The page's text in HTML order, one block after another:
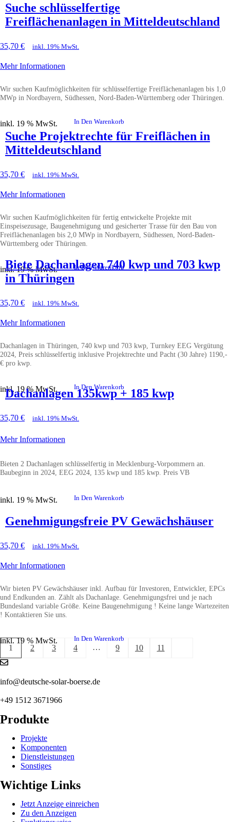
Suche schlüsselfertige
Freiflächenanlagen in Mitteldeutschland
35,70 € inkl. 19% MwSt.
Mehr Informationen
Wir suchen Kaufmöglichkeiten für schlüsselfertige Freiflächenanlagen bis 1,0
MWp in Nordbayern, Südhessen, Nord-Baden-Württemberg oder Thüringen.
inkl. 19 % MwSt. In Den Warenkorb
Suche Projektrechte für Freiflächen in
Mitteldeutschland
35,70 € inkl. 19% MwSt.
Mehr Informationen
Wir suchen Kaufmöglichkeiten für fertig entwickelte Projekte mit
Einspeisezusage, Baugenehmigung und gesicherter Trasse für den Bau von
Freiflächenanlagen bis 2,0 MWp in Nordbayern, Südhessen, Nord-Baden-
Württemberg oder Thüringen.
inkl. 19 % MwSt. In Den Warenkorb
Biete Dachanlagen 740 kwp und 703 kwp
in Thüringen
35,70 € inkl. 19% MwSt.
Mehr Informationen
Dachanlagen in Thüringen, 740 kwp und 703 kwp, Turnkey EEG Vergütung
2024, Preis schlüsselfertig inklusive Projektrechte und Pacht (30 Jahre) 1190,-
€ pro kwp.
inkl. 19 % MwSt. In Den Warenkorb
Dachanlagen 135kwp + 185 kwp
35,70 € inkl. 19% MwSt.
Mehr Informationen
Bieten 2 Dachanlagen schlüsselfertig in Mecklenburg-Vorpommern an.
Baubeginn in 2024, EEG 2024, 135 kwp und 185 kwp. Preis VB
inkl. 19 % MwSt. In Den Warenkorb
Genehmigungsfreie PV Gewächshäuser
35,70 € inkl. 19% MwSt.
Mehr Informationen
Wir bieten PV Gewächshäuser inkl. Aufbau für Investoren, Entwickler, EPCs
und Endkunden an. Zählt als Dachanlage. Genehmigungsfrei und je nach
Bundesland variable Größe. Keine Baugenehmigung ! Keine lange Wartezeiten
! Kontaktieren Sie uns.
inkl. 19 % MwSt. In Den Warenkorb
1 2 3 4 … 9 10 11
info@deutsche-solar-boerse.de
+49 1512 3671966
Produkte
Projekte
Komponenten
Dienstleistungen
Sonstiges
Wichtige Links
Jetzt Anzeige einreichen
Zu den Anzeigen